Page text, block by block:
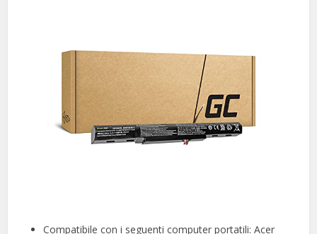
Compatibile con i seguenti computer portatili: Acer